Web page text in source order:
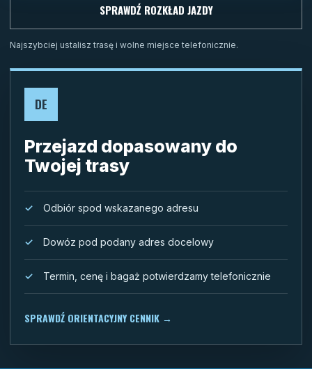
SPRAWDŹ ROZKŁAD JAZDY
Najszybciej ustalisz trasę i wolne miejsce telefonicznie.
DE
Przejazd dopasowany do
Twojej trasy
Odbiór spod wskazanego adresu
Dowóz pod podany adres docelowy
Termin, cenę i bagaż potwierdzamy telefonicznie
SPRAWDŹ ORIENTACYJNY CENNIK →